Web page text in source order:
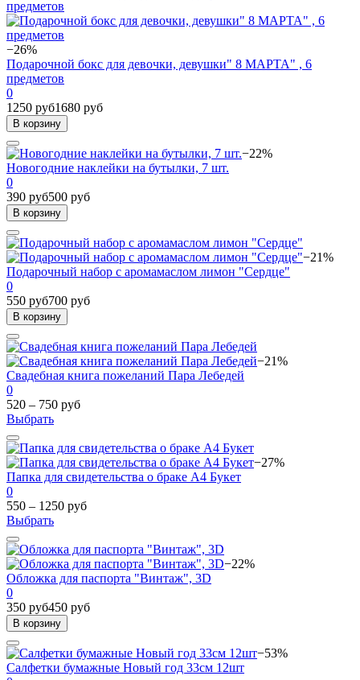
−26%
Подарочной бокс для девочки, девушки" 8 МАРТА" , 6
предметов
0
1250 руб1680 руб
В корзину
−22%
Новогодние наклейки на бутылки, 7 шт.
0
390 руб500 руб
В корзину
−21%
Подарочный набор с аромамаслом лимон "Сердце"
0
550 руб700 руб
В корзину
−21%
Свадебная книга пожеланий Пара Лебедей
0
520 – 750 руб
Выбрать
−27%
Папка для свидетельства о браке А4 Букет
0
550 – 1250 руб
Выбрать
−22%
Обложка для паспорта "Винтаж", 3D
0
350 руб450 руб
В корзину
−53%
Салфетки бумажные Новый год 33см 12шт